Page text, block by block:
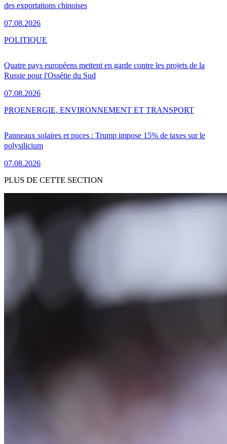
des exportations chinoises
07.08.2026
Quatre pays européens mettent en garde contre les projets de la
Russie pour l'Ossétie du Sud
07.08.2026
POLITIQUE
Panneaux solaires et puces : Trump impose 15% de taxes sur le
polysilicium
07.08.2026
PROENERGIE, ENVIRONNEMENT ET TRANSPORT
PLUS DE CETTE SECTION